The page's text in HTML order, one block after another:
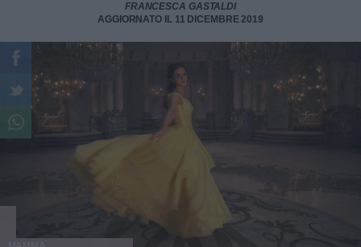
FRANCESCA GASTALDI
AGGIORNATO IL 11 DICEMBRE 2019